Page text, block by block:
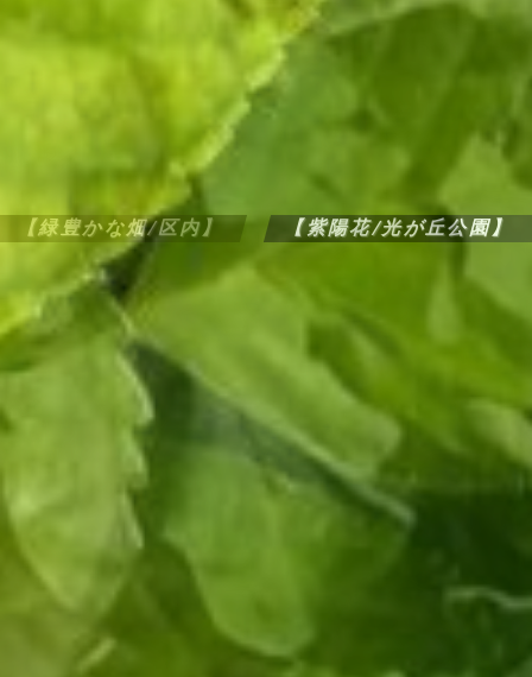
【紫陽花/光が丘公園】
【緑豊かな畑/区内】